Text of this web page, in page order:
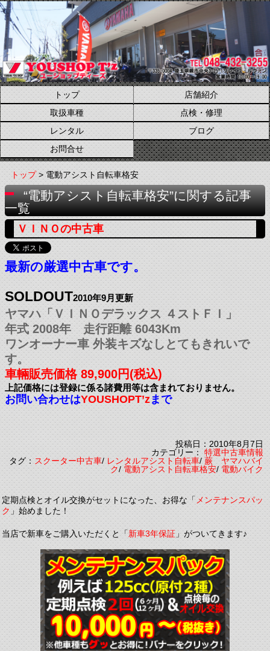
トップ
店舗紹介
取扱車種
点検・修理
レンタル
ブログ
お問合せ
トップ> 電動アシスト自転車格安
“電動アシスト自転車格安”に関する記事
一覧
ＶＩＮＯの中古車
最新の厳選中古車です。
SOLDOUT2010年9月更新
ヤマハ「ＶＩＮＯデラックス ４ストＦＩ」
年式 2008年 走行距離 6043Km
ワンオーナー車 外装キズなしとてもきれいで
す。
車輛販売価格 89,900円(税込)
上記価格には登録に係る諸費用等は含まれておりません。
お問い合わせはYOUSHOPT’zまで
投稿日：2010年8月7日
カテゴリー：特選中古車情報
タグ：スクーター中古車/レンタルアシスト自転車/蕨 ヤマハバイ
ク/電動アシスト自転車格安/電動バイク
定期点検とオイル交換がセットになった、お得な「メンテナンスパッ
ク」始めました！
当店で新車をご購入いただくと「新車3年保証」がついてきます♪